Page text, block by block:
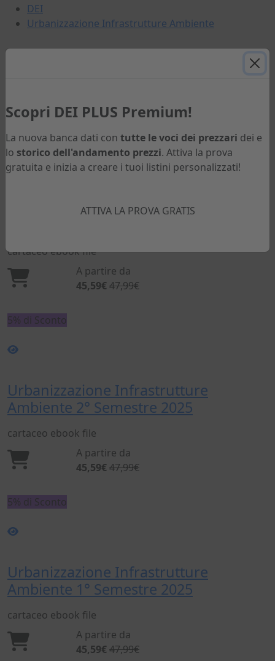
DEI
Urbanizzazione Infrastrutture Ambiente
Potrebbero interessarti anche:
Nuovo
Urbanizzazione Infrastrutture
cartaceoebookfile
A partire da
45,59€ 47,99€
5% di Sconto
Urbanizzazione Infrastrutture
Ambiente 2° Semestre 2025
cartaceo ebook file
A partire da
45,59€ 47,99€
5% di Sconto
Urbanizzazione Infrastrutture
Ambiente 1° Semestre 2025
cartaceo ebook file
A partire da
45,59€ 47,99€
Scopri DEI PLUS Premium!
La nuova banca dati con tutte le voci dei prezzari dei e
lo storico dell'andamento prezzi. Attiva la prova
gratuita e inizia a creare i tuoi listini personalizzati!
ATTIVA LA PROVA GRATIS